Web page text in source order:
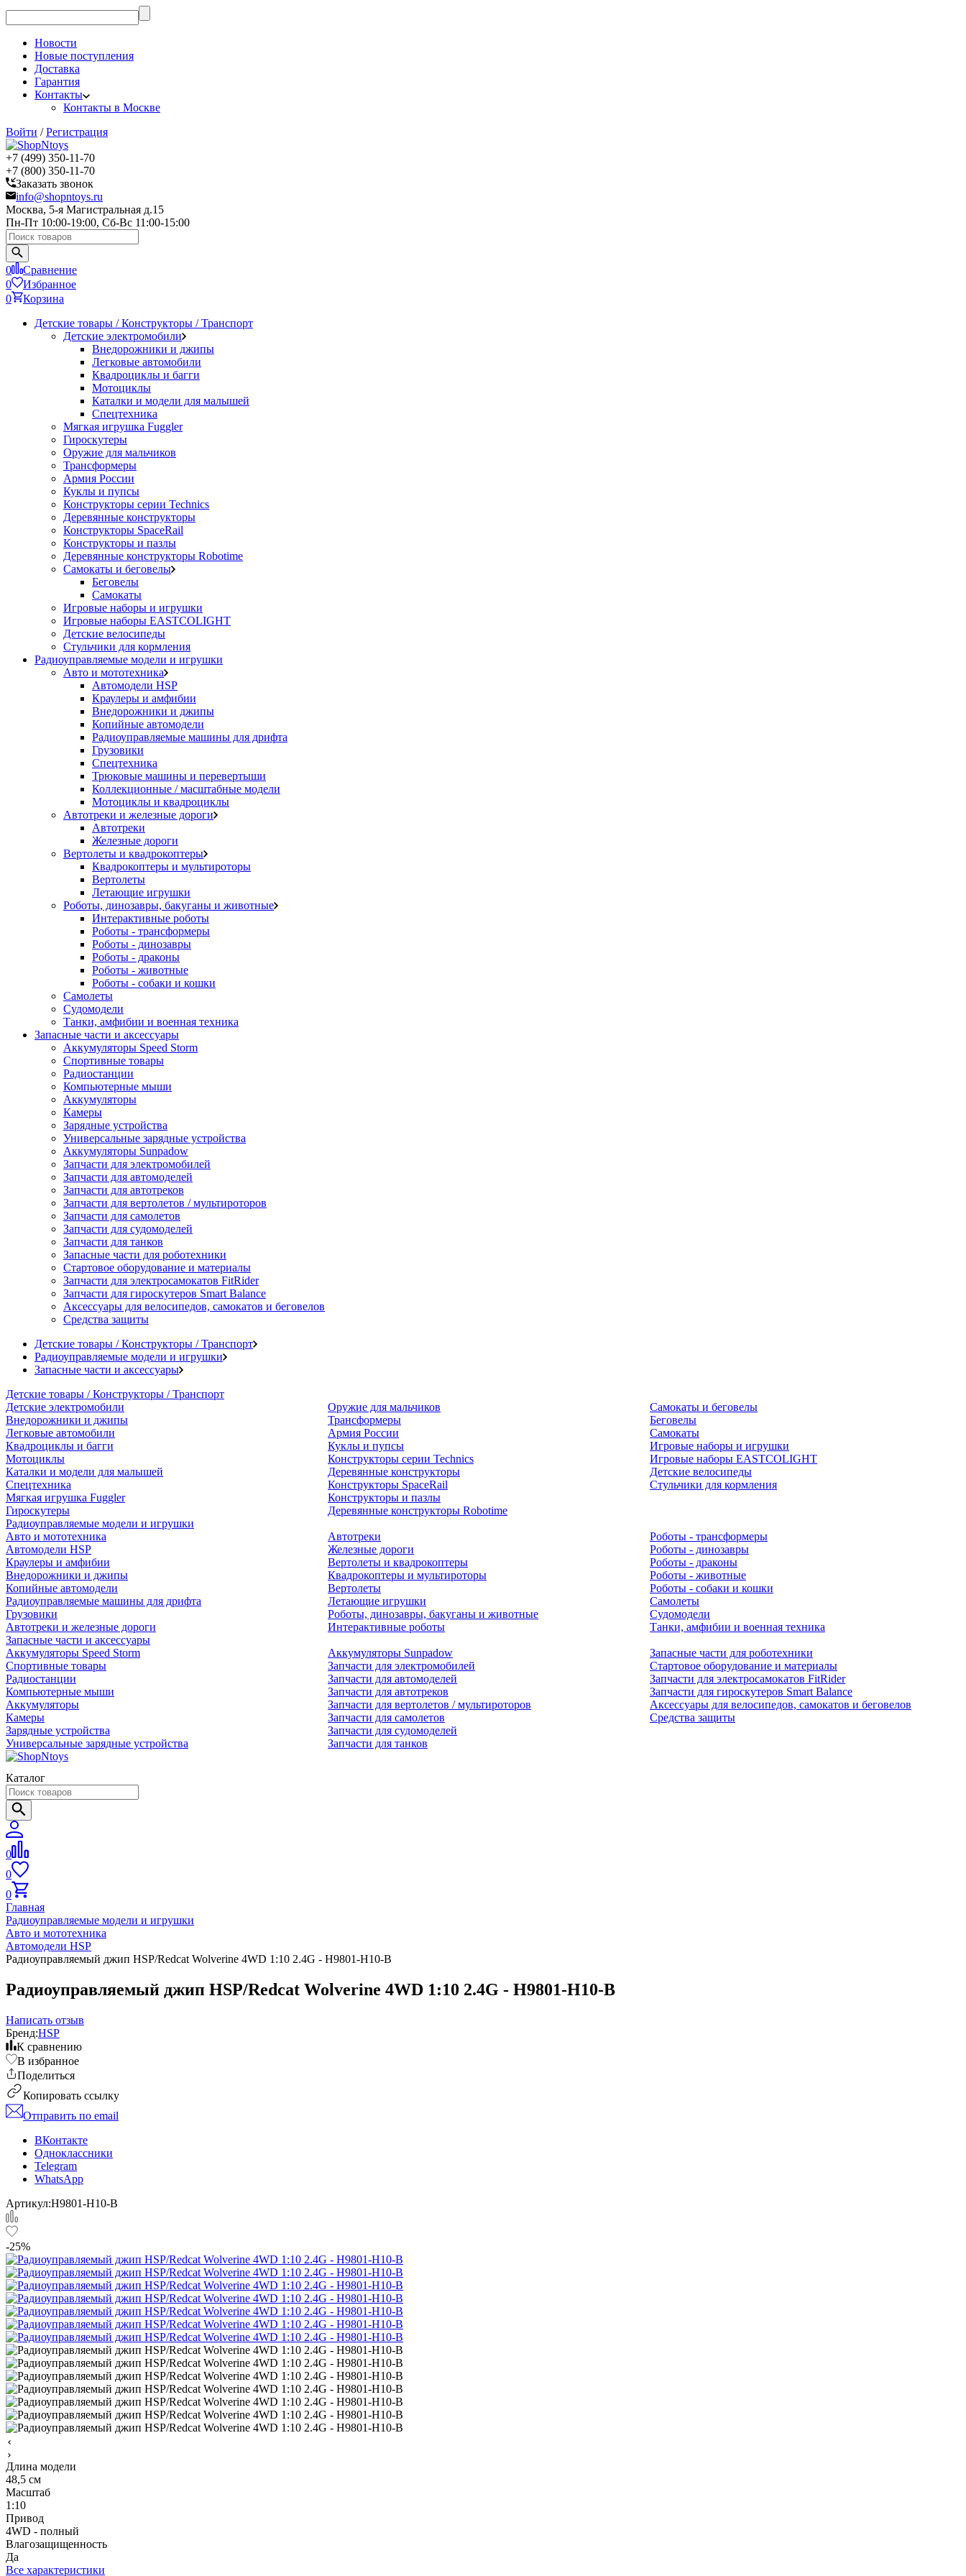
Новости
Новые поступления
Доставка
Гарантия
Контакты
Контакты в Москве
Войти /Регистрация
+7 (499) 350-11-70
+7 (800) 350-11-70
Заказать звонок
info@shopntoys.ru
Москва, 5-я Магистральная д.15
Пн-Пт 10:00-19:00, Сб-Вс 11:00-15:00
0
Сравнение
0
Избранное
0
Корзина
Детские товары / Конструкторы / Транспорт
Детские электромобили
Внедорожники и джипы
Легковые автомобили
Квадроциклы и багги
Мотоциклы
Каталки и модели для малышей
Спецтехника
Мягкая игрушка Fuggler
Гироскутеры
Оружие для мальчиков
Трансформеры
Армия России
Куклы и пупсы
Конструкторы серии Technics
Деревянные конструкторы
Конструкторы SpaceRail
Конструкторы и пазлы
Деревянные конструкторы Robotime
Самокаты и беговелы
Беговелы
Самокаты
Игровые наборы и игрушки
Игровые наборы EASTCOLIGHT
Детские велосипеды
Стульчики для кормления
Радиоуправляемые модели и игрушки
Авто и мототехника
Автомодели HSP
Краулеры и амфибии
Внедорожники и джипы
Копийные автомодели
Радиоуправляемые машины для дрифта
Грузовики
Спецтехника
Трюковые машины и перевертыши
Коллекционные / масштабные модели
Мотоциклы и квадроциклы
Автотреки и железные дороги
Автотреки
Железные дороги
Вертолеты и квадрокоптеры
Квадрокоптеры и мультироторы
Вертолеты
Летающие игрушки
Роботы, динозавры, бакуганы и животные
Интерактивные роботы
Роботы - трансформеры
Роботы - динозавры
Роботы - драконы
Роботы - животные
Роботы - собаки и кошки
Самолеты
Судомодели
Танки, амфибии и военная техника
Запасные части и аксессуары
Аккумуляторы Speed Storm
Спортивные товары
Радиостанции
Компьютерные мыши
Аккумуляторы
Камеры
Зарядные устройства
Универсальные зарядные устройства
Аккумуляторы Sunpadow
Запчасти для электромобилей
Запчасти для автомоделей
Запчасти для автотреков
Запчасти для вертолетов / мультироторов
Запчасти для самолетов
Запчасти для судомоделей
Запчасти для танков
Запасные части для роботехники
Стартовое оборудование и материалы
Запчасти для электросамокатов FitRider
Запчасти для гироскутеров Smart Balance
Аксессуары для велосипедов, самокатов и беговелов
Средства защиты
Детские товары / Конструкторы / Транспорт
Радиоуправляемые модели и игрушки
Запасные части и аксессуары
Детские товары / Конструкторы / Транспорт
Детские электромобили
Внедорожники и джипы
Легковые автомобили
Квадроциклы и багги
Мотоциклы
Каталки и модели для малышей
Спецтехника
Мягкая игрушка Fuggler
Гироскутеры
Оружие для мальчиков
Трансформеры
Армия России
Куклы и пупсы
Конструкторы серии Technics
Деревянные конструкторы
Конструкторы SpaceRail
Конструкторы и пазлы
Деревянные конструкторы Robotime
Самокаты и беговелы
Беговелы
Самокаты
Игровые наборы и игрушки
Игровые наборы EASTCOLIGHT
Детские велосипеды
Стульчики для кормления
Радиоуправляемые модели и игрушки
Авто и мототехника
Автомодели HSP
Краулеры и амфибии
Внедорожники и джипы
Копийные автомодели
Радиоуправляемые машины для дрифта
Грузовики
Автотреки и железные дороги
Автотреки
Железные дороги
Вертолеты и квадрокоптеры
Квадрокоптеры и мультироторы
Вертолеты
Летающие игрушки
Роботы, динозавры, бакуганы и животные
Интерактивные роботы
Роботы - трансформеры
Роботы - динозавры
Роботы - драконы
Роботы - животные
Роботы - собаки и кошки
Самолеты
Судомодели
Танки, амфибии и военная техника
Запасные части и аксессуары
Аккумуляторы Speed Storm
Спортивные товары
Радиостанции
Компьютерные мыши
Аккумуляторы
Камеры
Зарядные устройства
Универсальные зарядные устройства
Аккумуляторы Sunpadow
Запчасти для электромобилей
Запчасти для автомоделей
Запчасти для автотреков
Запчасти для вертолетов / мультироторов
Запчасти для самолетов
Запчасти для судомоделей
Запчасти для танков
Запасные части для роботехники
Стартовое оборудование и материалы
Запчасти для электросамокатов FitRider
Запчасти для гироскутеров Smart Balance
Аксессуары для велосипедов, самокатов и беговелов
Средства защиты
Каталог
0
0
0
Главная
Радиоуправляемые модели и игрушки
Авто и мототехника
Автомодели HSP
Радиоуправляемый джип HSP/Redcat Wolverine 4WD 1:10 2.4G - H9801-H10-B
Радиоуправляемый джип HSP/Redcat Wolverine 4WD 1:10 2.4G - H9801-H10-B
Написать отзыв
Бренд:HSP
К сравнению
В избранное
Поделиться
Копировать ссылку
Отправить по email
ВКонтакте
Одноклассники
Telegram
WhatsApp
Артикул:H9801-H10-B
-25%
Длина модели
48,5 см
Масштаб
1:10
Привод
4WD - полный
Влагозащищенность
Да
Все характеристики